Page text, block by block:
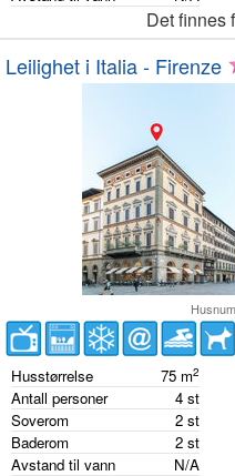
Det finnes
Leilighet i Italia - Firenze
Husstørrelse 75 m2
Antall personer 4 st
Soverom
2 st
Baderom
2 st
Avstand til vann
N/A